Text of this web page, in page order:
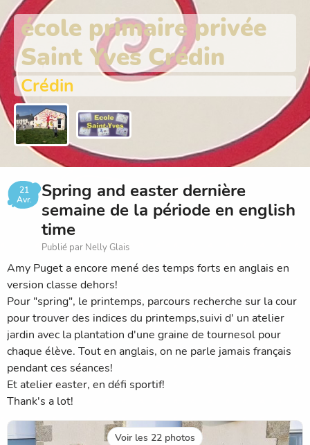
école primaire privée
Saint Yves Crédin
Crédin
21
Avr.
Spring and easter dernière
semaine de la période en english
time
Publié par Nelly Glais
Amy Puget a encore mené des temps forts en anglais en
version classe dehors!
Pour "spring", le printemps, parcours recherche sur la cour
pour trouver des indices du printemps,suivi d' un atelier
jardin avec la plantation d'une graine de tournesol pour
chaque élève. Tout en anglais, on ne parle jamais français
pendant ces séances!
Et atelier easter, en défi sportif!
Thank's a lot!
Voir les 22 photos